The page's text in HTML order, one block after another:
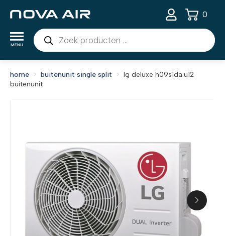
Producten
zoeken
0
home buitenunit single split
lg deluxe h09s1da.u12
buitenunit